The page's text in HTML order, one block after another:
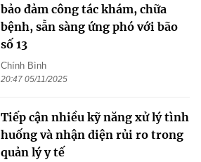
bảo đảm công tác khám, chữa
bệnh, sẵn sàng ứng phó với bão
số 13
Chính Bình
20:47 05/11/2025
Tiếp cận nhiều kỹ năng xử lý tình
huống và nhận diện rủi ro trong
quản lý y tế